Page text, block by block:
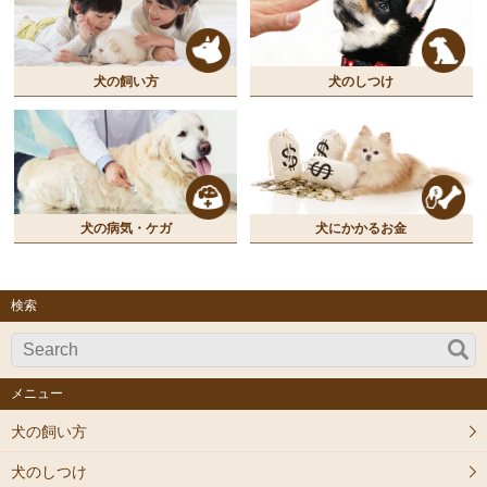
犬の飼い方 犬のしつけ
犬の病気・ケガ 犬にかかるお金
検索
メニュー
犬の飼い方
犬のしつけ